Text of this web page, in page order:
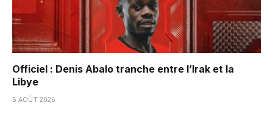
Officiel : Denis Abalo tranche entre l’Irak et la
Libye
5 AOÛT 2026